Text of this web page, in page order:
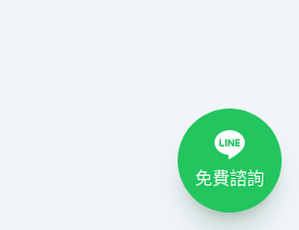
免費諮詢